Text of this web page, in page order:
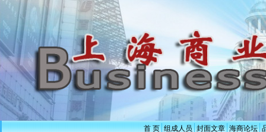
首 页 组成人员 封面文章 海商论坛